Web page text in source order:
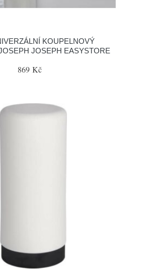
KOUPELNOVÝ
JOSEPH EASYSTORE
869 Kč